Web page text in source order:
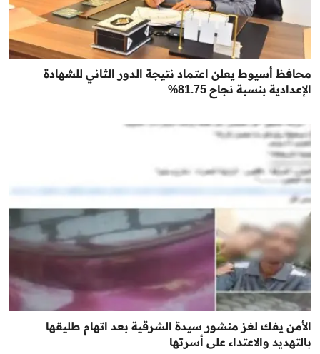
محافظ أسيوط يعلن اعتماد نتيجة الدور الثاني للشهادة
الإعدادية بنسبة نجاح 81.75%
الأمن يفك لغز منشور سيدة الشرقية بعد اتهام طليقها
بالتهديد والاعتداء على أسرتها